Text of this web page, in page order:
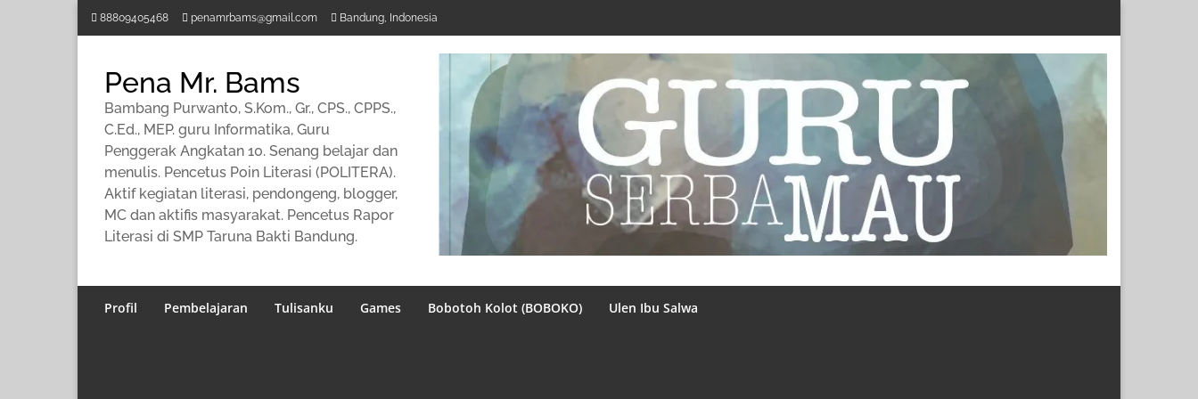
88809405468 penamrbams@gmail.com Bandung, Indonesia
Pena Mr. Bams
Bambang Purwanto, S.Kom., Gr., CPS., CPPS.,
C.Ed., MEP. guru Informatika, Guru
Penggerak Angkatan 10. Senang belajar dan
menulis. Pencetus Poin Literasi (POLITERA).
Aktif kegiatan literasi, pendongeng, blogger,
MC dan aktifis masyarakat. Pencetus Rapor
Literasi di SMP Taruna Bakti Bandung.
Profil Pembelajaran Tulisanku Games Bobotoh Kolot (BOBOKO) Ulen Ibu Salwa